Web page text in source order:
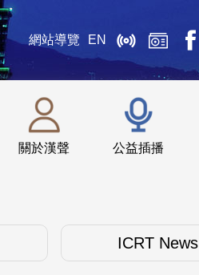
網站導覽 EN
關於漢聲 公益插播
ICRT News